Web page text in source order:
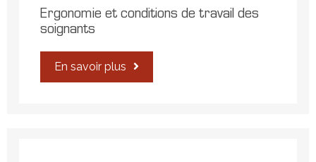
Ergonomie et conditions de travail des
soignants
En savoir plus